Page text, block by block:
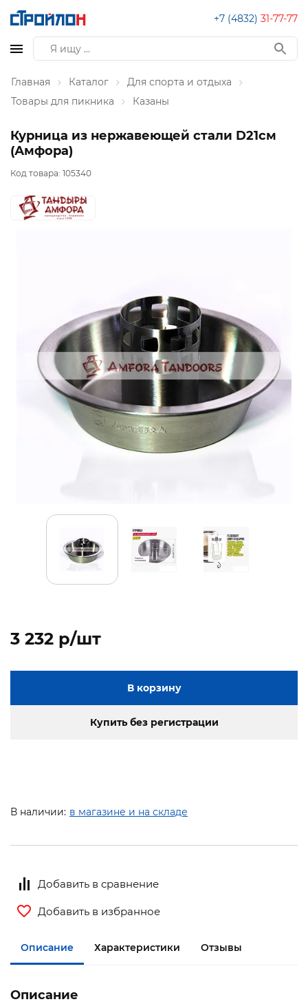
+7 (4832) 31-77-77
Главная Каталог
Для спорта и отдыха
Товары для пикника
Казаны
Курница из нержавеющей стали D21см
(Амфора)
Код товара: 105340
3 232 p/шт
В корзину
Купить без регистрации
В наличии: в магазине и на складе
Добавить в сравнение
Добавить в избранное
Описание Характеристики Отзывы
Описание